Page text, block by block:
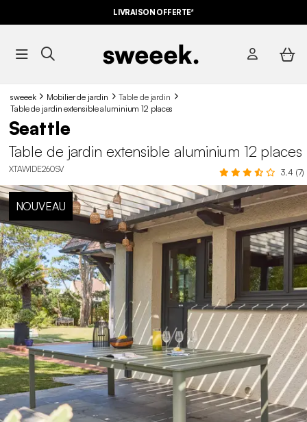
LIVRAISON OFFERTE*
sweeek Mobilier de jardin
Table de jardin
Table de jardin extensible aluminium 12 places
Seattle
Table de jardin extensible aluminium 12 places
XTAWIDE260SV 3.4 (7)
NOUVEAU